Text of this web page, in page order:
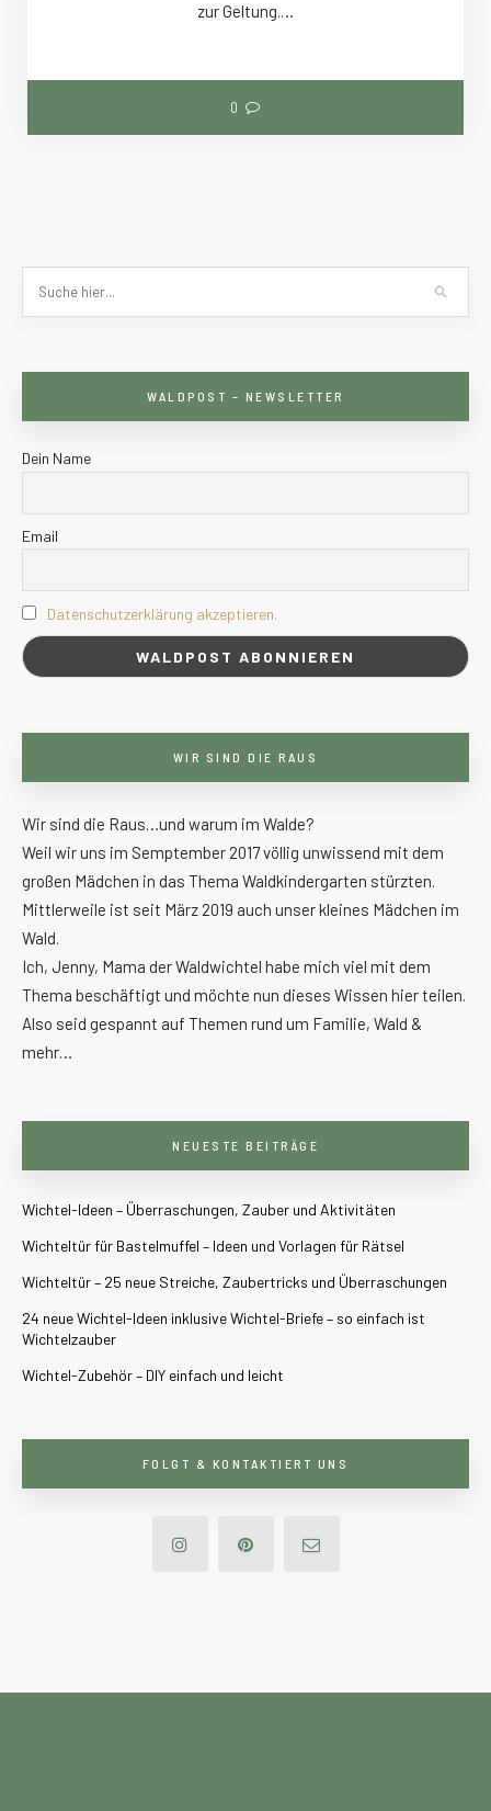
zur Geltung.…
0
WALDPOST – NEWSLETTER
Dein Name
Email
Datenschutzerklärung akzeptieren.
WIR SIND DIE RAUS
Wir sind die Raus…und warum im Walde?
Weil wir uns im Semptember 2017 völlig unwissend mit dem
großen Mädchen in das Thema Waldkindergarten stürzten.
Mittlerweile ist seit März 2019 auch unser kleines Mädchen im
Wald.
Ich, Jenny, Mama der Waldwichtel habe mich viel mit dem
Thema beschäftigt und möchte nun dieses Wissen hier teilen.
Also seid gespannt auf Themen rund um Familie, Wald &
mehr…
NEUESTE BEITRÄGE
Wichtel-Ideen – Überraschungen, Zauber und Aktivitäten
Wichteltür für Bastelmuffel – Ideen und Vorlagen für Rätsel
Wichteltür – 25 neue Streiche, Zaubertricks und Überraschungen
24 neue Wichtel-Ideen inklusive Wichtel-Briefe – so einfach ist
Wichtelzauber
Wichtel-Zubehör – DIY einfach und leicht
FOLGT & KONTAKTIERT UNS